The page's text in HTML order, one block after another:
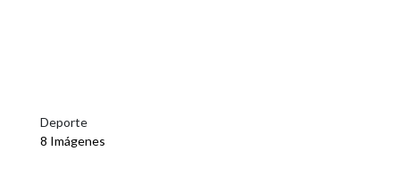
Deporte
8 Imágenes